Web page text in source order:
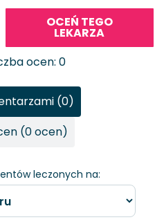
OCEŃ TEGO
LEKARZA
ocen: 0
leczonych na:
(0)
(0 ocen)